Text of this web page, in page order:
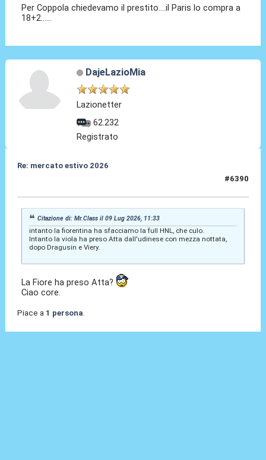
Per Coppola chiedevamo il prestito....il Paris lo compra a
18+2......
DajeLazioMia
Lazionetter
62.232
Registrato
Re: mercato estivo 2026
#6390
Citazione di: Mr.Class il 09 Lug 2026, 11:33
intanto la fiorentina ha sfacciamo la full HNL, che culo.
Intanto la viola ha preso Atta dall'udinese con mezza nottata,
dopo Dragusin e Viery.
La Fiore ha preso Atta?
Ciao core.
Piace a 1 persona.